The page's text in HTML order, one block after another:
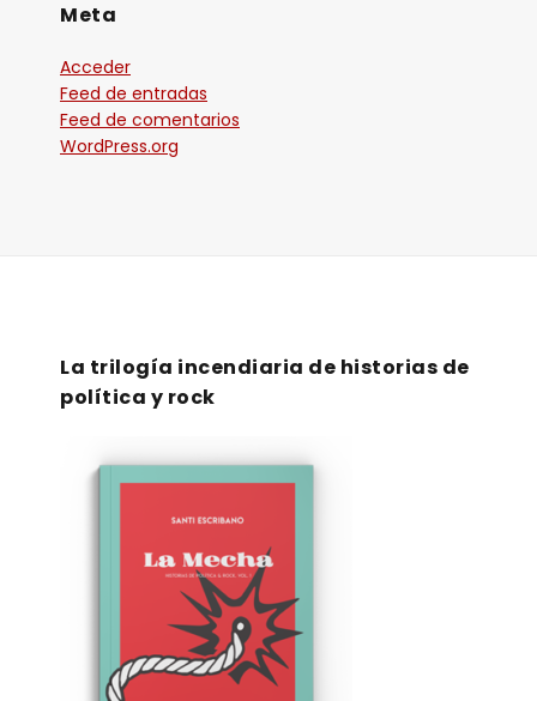
Meta
Acceder
Feed de entradas
Feed de comentarios
WordPress.org
La trilogía incendiaria de historias de
política y rock